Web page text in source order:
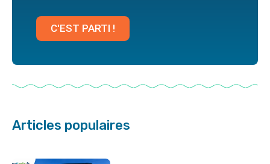
C'EST PARTI !
Articles populaires